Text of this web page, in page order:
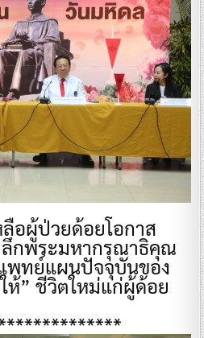
อผู้ป่วยด้อยโอกาส
กพระมหากรุณาธิคุณ
พทย์แผนปัจจุบันของ
ห้” ชีวิตใหม่แก่ผู้ด้อย